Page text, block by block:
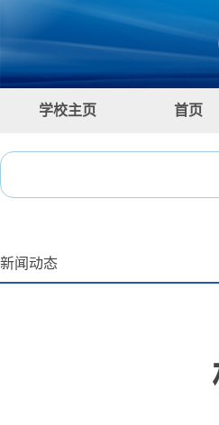
学校主页 首页
新闻动态